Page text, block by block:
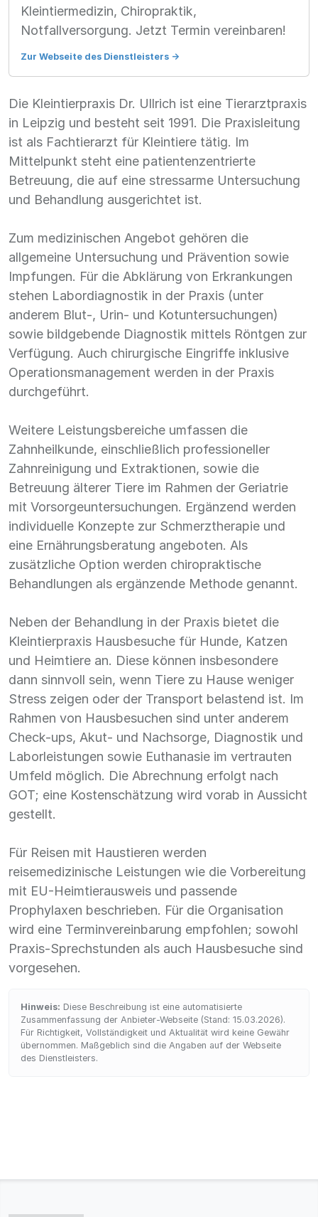
Kleintiermedizin, Chiropraktik,
Notfallversorgung. Jetzt Termin vereinbaren!
Zur Webseite des Dienstleisters ->
Die Kleintierpraxis Dr. Ullrich ist eine Tierarztpraxis
in Leipzig und besteht seit 1991. Die Praxisleitung
ist als Fachtierarzt für Kleintiere tätig. Im
Mittelpunkt steht eine patientenzentrierte
Betreuung, die auf eine stressarme Untersuchung
und Behandlung ausgerichtet ist.
Zum medizinischen Angebot gehören die
allgemeine Untersuchung und Prävention sowie
Impfungen. Für die Abklärung von Erkrankungen
stehen Labordiagnostik in der Praxis (unter
anderem Blut-, Urin- und Kotuntersuchungen)
sowie bildgebende Diagnostik mittels Röntgen zur
Verfügung. Auch chirurgische Eingriffe inklusive
Operationsmanagement werden in der Praxis
durchgeführt.
Weitere Leistungsbereiche umfassen die
Zahnheilkunde, einschließlich professioneller
Zahnreinigung und Extraktionen, sowie die
Betreuung älterer Tiere im Rahmen der Geriatrie
mit Vorsorgeuntersuchungen. Ergänzend werden
individuelle Konzepte zur Schmerztherapie und
eine Ernährungsberatung angeboten. Als
zusätzliche Option werden chiropraktische
Behandlungen als ergänzende Methode genannt.
Neben der Behandlung in der Praxis bietet die
Kleintierpraxis Hausbesuche für Hunde, Katzen
und Heimtiere an. Diese können insbesondere
dann sinnvoll sein, wenn Tiere zu Hause weniger
Stress zeigen oder der Transport belastend ist. Im
Rahmen von Hausbesuchen sind unter anderem
Check-ups, Akut- und Nachsorge, Diagnostik und
Laborleistungen sowie Euthanasie im vertrauten
Umfeld möglich. Die Abrechnung erfolgt nach
GOT; eine Kostenschätzung wird vorab in Aussicht
gestellt.
Für Reisen mit Haustieren werden
reisemedizinische Leistungen wie die Vorbereitung
mit EU-Heimtierausweis und passende
Prophylaxen beschrieben. Für die Organisation
wird eine Terminvereinbarung empfohlen; sowohl
Praxis-Sprechstunden als auch Hausbesuche sind
vorgesehen.
Hinweis: Diese Beschreibung ist eine automatisierte
Zusammenfassung der Anbieter-Webseite (Stand: 15.03.2026).
Für Richtigkeit, Vollständigkeit und Aktualität wird keine Gewähr
übernommen. Maßgeblich sind die Angaben auf der Webseite
des Dienstleisters.